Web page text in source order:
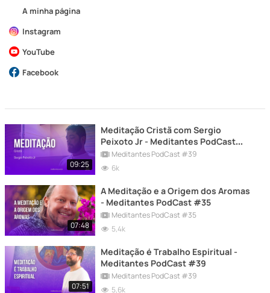
A minha página
Instagram
YouTube
Facebook
09:25
Meditação Cristã com Sergio
Peixoto Jr - Meditantes PodCast
#39Meditantes PodCast #39
6k
07:48
A Meditação e a Origem dos Aromas
- Meditantes PodCast #35
Meditantes PodCast #35
5,4k
07:51
Meditação é Trabalho Espiritual -
Meditantes PodCast #39
Meditantes PodCast #39
5,6k